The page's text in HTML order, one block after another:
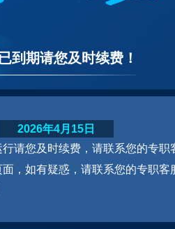
到期请您及时续费！
请您及时续费，请联系您的专职
，如有疑惑，请联系您的专职客
2026年4月15日